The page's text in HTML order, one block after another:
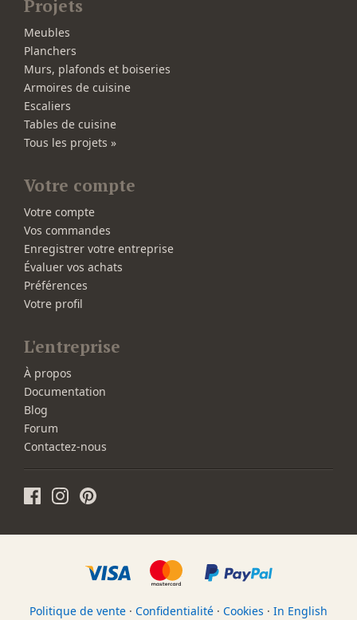
Projets
Meubles
Planchers
Murs, plafonds et boiseries
Armoires de cuisine
Escaliers
Tables de cuisine
Tous les projets »
Votre compte
Votre compte
Vos commandes
Enregistrer votre entreprise
Évaluer vos achats
Préférences
Votre profil
L'entreprise
À propos
Documentation
Blog
Forum
Contactez-nous
Politique de vente · Confidentialité · Cookies · In English